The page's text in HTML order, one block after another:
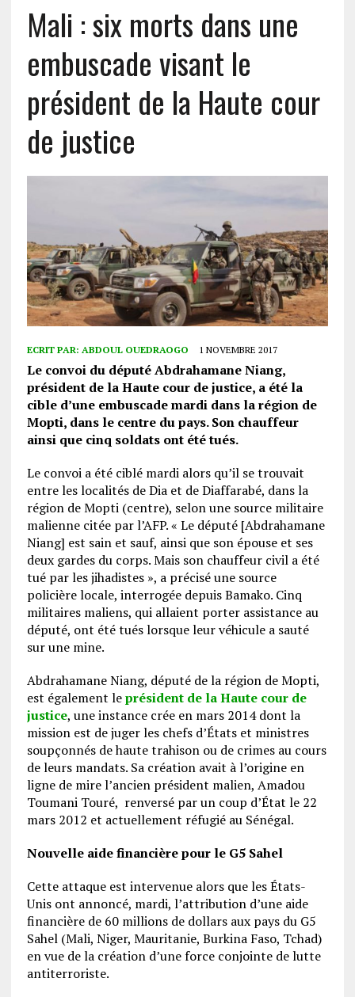
Mali : six morts dans une
embuscade visant le
président de la Haute cour
de justice
ECRIT PAR: ABDOUL OUEDRAOGO 1 NOVEMBRE 2017
Le convoi du député Abdrahamane Niang,
président de la Haute cour de justice, a été la
cible d’une embuscade mardi dans la région de
Mopti, dans le centre du pays. Son chauffeur
ainsi que cinq soldats ont été tués.
Le convoi a été ciblé mardi alors qu’il se trouvait
entre les localités de Dia et de Diaffarabé, dans la
région de Mopti (centre), selon une source militaire
malienne citée par l’AFP. « Le député [Abdrahamane
Niang] est sain et sauf, ainsi que son épouse et ses
deux gardes du corps. Mais son chauffeur civil a été
tué par les jihadistes », a précisé une source
policière locale, interrogée depuis Bamako. Cinq
militaires maliens, qui allaient porter assistance au
député, ont été tués lorsque leur véhicule a sauté
sur une mine.
Abdrahamane Niang, député de la région de Mopti,
est également leprésident de la Haute cour de
justice, une instance crée en mars 2014 dont la
mission est de juger les chefs d’États et ministres
soupçonnés de haute trahison ou de crimes au cours
de leurs mandats. Sa création avait à l’origine en
ligne de mire l’ancien président malien, Amadou
Toumani Touré, renversé par un coup d’État le 22
mars 2012 et actuellement réfugié au Sénégal.
Nouvelle aide financière pour le G5 Sahel
Cette attaque est intervenue alors que les États-
Unis ont annoncé, mardi, l’attribution d’une aide
financière de 60 millions de dollars aux pays du G5
Sahel (Mali, Niger, Mauritanie, Burkina Faso, Tchad)
en vue de la création d’une force conjointe de lutte
antiterroriste.